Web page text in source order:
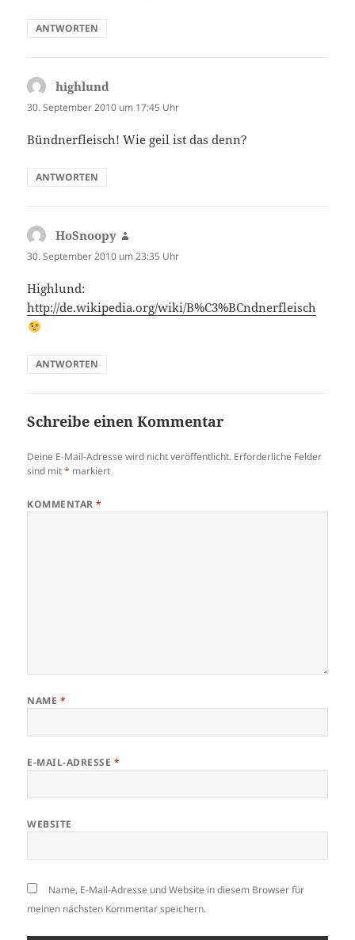
ANTWORTEN
highlund
30. September 2010 um 17:45 Uhr
Bündnerfleisch! Wie geil ist das denn?
ANTWORTEN
HoSnoopy
30. September 2010 um 23:35 Uhr
Highlund:
http://de.wikipedia.org/wiki/B%C3%BCndnerfleisch
ANTWORTEN
Schreibe einen Kommentar
Deine E-Mail-Adresse wird nicht veröffentlicht. Erforderliche Felder
sind mit* markiert
KOMMENTAR*
NAME *
E-MAIL-ADRESSE *
WEBSITE
Name, E-Mail-Adresse und Website in diesem Browser für
meinen nächsten Kommentar speichern.